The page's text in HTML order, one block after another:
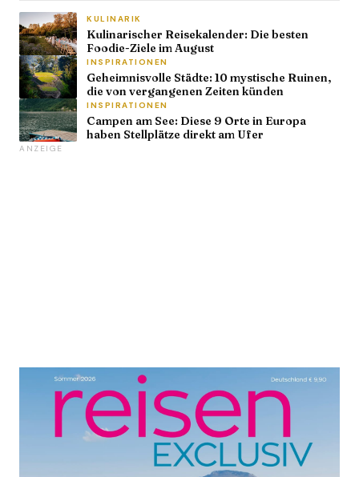
KULINARIK
Kulinarischer Reisekalender: Die besten
Foodie-Ziele im August
INSPIRATIONEN
Geheimnisvolle Städte: 10 mystische Ruinen,
die von vergangenen Zeiten künden
INSPIRATIONEN
Campen am See: Diese 9 Orte in Europa
haben Stellplätze direkt am Ufer
ANZEIGE